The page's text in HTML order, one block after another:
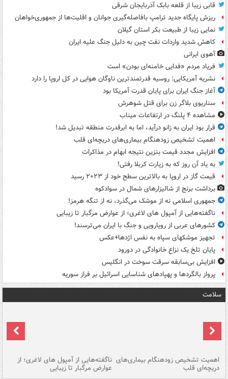
قابی زیبا از قلعه بابک آذربایجان شرقی
ریزش پایگاه جدید ترامپ بافاصله‌گیری جوانان و اقلیت‌ها از جمهوری‌خواهان
نمایی زیبا از طبیعت بکر استان گیلان
کاهش شدید واردات نفت چین به دلیل جنگ علیه ایران
آهوی ایرانی
فریاد مردم «فدایی خامنه‌ای بودن» است
نشریه آمریکایی: روسیه قدرتمندترین ناوگان هوایی در کل اروپا را دارد
آغاز جنگ ایران برای پایان قدرت آمریکا بود
سناریوی بلاگر زن برای قتل شوهرش
مشاهده ۴ پلنگ در ارتفاعات میناب
قرار بود ایران به زانو درآید، اما به ابرقدرت منطقه تبدیل شد!
اهمیت تشخیص زودهنگام بیماری‌های دریچه‌ای قلب
افزایش مجدد قیمت بنزین نتیجه ابهام در مذاکرات
به یاد آن روز که به زیارت کربلا رفتی!
قیمت گاز در اروپا به بالاترین سطح خود از ۲۰۲۳ رسید
برداشت برنج از شالیزارهای شمال در سوادکوه
جمهوری اسلامی نه از موشک می‌گذرد، نه از تنگه هرمز!
ناگفته‌هایی از آمپول های لاغری؛ از عوارض مرگبار تا زیبایی
کشورهای عربی از رویارویی و جنگ با ایران می‌ترسند!
تجهیز موشکهای سپاه به نفس اژدها+عکس
پایان تلخ یک نزاع خانوادگی در دورود
افزایش بی‌سابقه سرقت سوخت در انگلیس
پرواز بالگردها و پهپادهای شناسایی اسرائیل بر فراز سوریه
سلامت
اهمیت تشخیص زودهنگام بیماری‌های
دریچه‌ای قلب
ناگفته‌هایی از آمپول های لاغری؛ از
عوارض مرگبار تا زیبایی